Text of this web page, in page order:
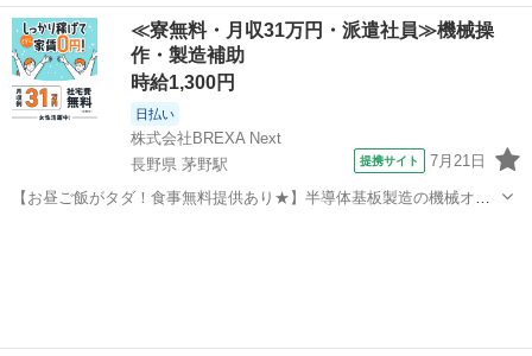
りします
石川 金沢市 季節、空調家電
≪寮無料・月収31万円・派遣社員≫機械操
作・製造補助
時給1,300円
日払い
株式会社BREXA Next
長野県 茅野駅
提携サイト 7月21日
【お昼ご飯がタダ！食事無料提供あり★】半導体基板製造の機械オペ